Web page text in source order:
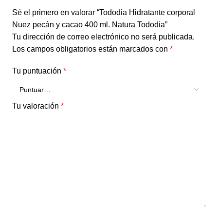
Sé el primero en valorar “Tododia Hidratante corporal
Nuez pecán y cacao 400 ml. Natura Tododia”
Tu dirección de correo electrónico no será publicada.
Los campos obligatorios están marcados con *
Tu puntuación *
Tu valoración *